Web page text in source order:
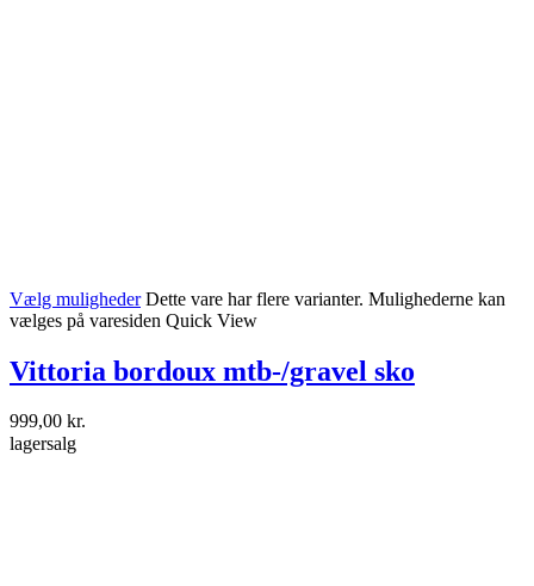
Vælg muligheder Dette vare har flere varianter. Mulighederne kan
vælges på varesiden Quick View
Vittoria bordoux mtb-/gravel sko
999,00 kr.
lagersalg